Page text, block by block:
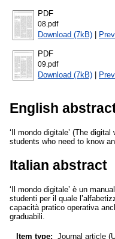
PDF
08.pdf
Download (7kB) |
PDF
09.pdf
Download (7kB) |
English
‘Il mondo digitale’ (The
students who need to know
Italian abstract
‘Il mondo digitale’ è un
studenti per il quale
capacità pratico operativa
graduabili.
Item type: Journal article